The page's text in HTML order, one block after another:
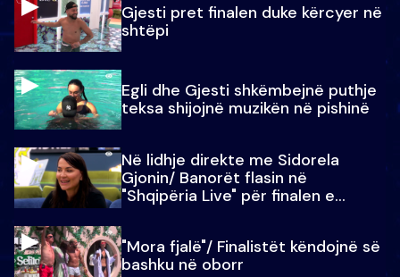
Gjesti pret finalen duke kërcyer në
shtëpi
Egli dhe Gjesti shkëmbejnë puthje
teksa shijojnë muzikën në pishinë
Në lidhje direkte me Sidorela
Gjonin/ Banorët flasin në
"Shqipëria Live" për finalen e
"Mora fjalë"/ Finalistët këndojnë së
bashku në oborr